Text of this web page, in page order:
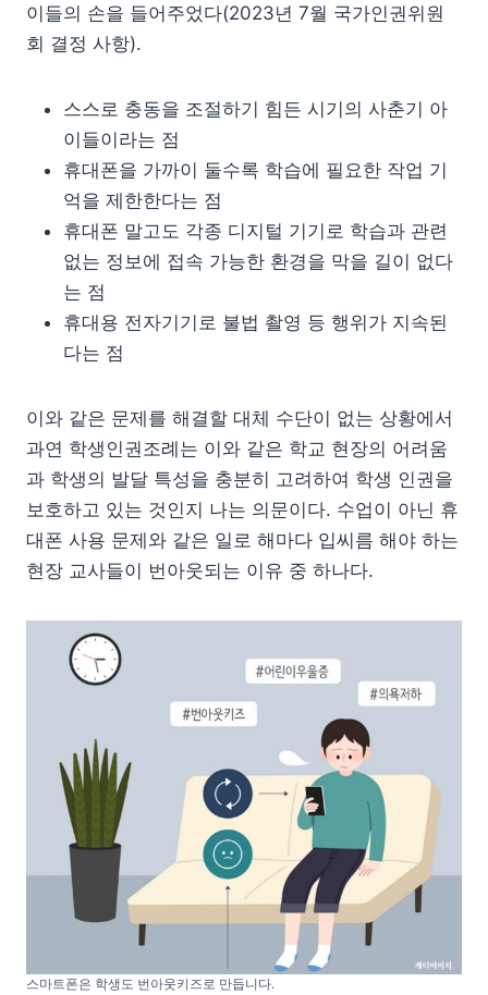
이들의 손을 들어주었다(2023년 7월 국가인권위원
회 결정 사항).
스스로 충동을 조절하기 힘든 시기의 사춘기 아
이들이라는 점
휴대폰을 가까이 둘수록 학습에 필요한 작업 기
억을 제한한다는 점
휴대폰 말고도 각종 디지털 기기로 학습과 관련
없는 정보에 접속 가능한 환경을 막을 길이 없다
는 점
휴대용 전자기기로 불법 촬영 등 행위가 지속된
다는 점
이와 같은 문제를 해결할 대체 수단이 없는 상황에서
과연 학생인권조례는 이와 같은 학교 현장의 어려움
과 학생의 발달 특성을 충분히 고려하여 학생 인권을
보호하고 있는 것인지 나는 의문이다. 수업이 아닌 휴
대폰 사용 문제와 같은 일로 해마다 입씨름 해야 하는
현장 교사들이 번아웃되는 이유 중 하나다.
스마트폰은 학생도 번아웃키즈로 만듭니다.